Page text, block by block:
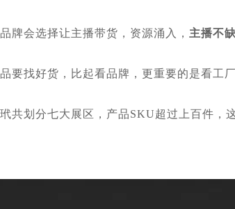
牌会选择让主播带货，资源涌入， 主播不
要找好货，比起看品牌，更重要的是看工厂
共划分七大展区，产品SKU超过上百件，